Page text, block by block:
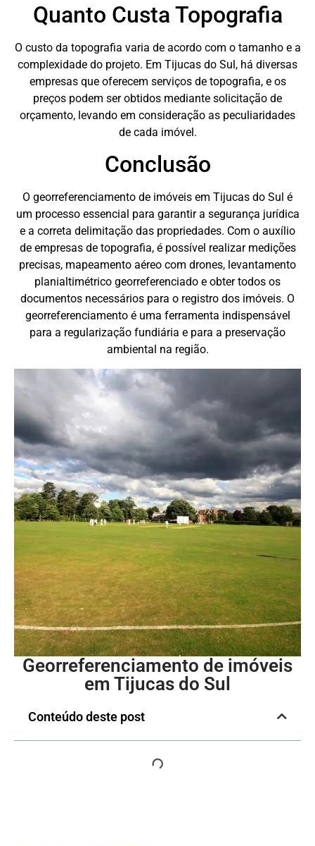
Quanto Custa Topografia
O custo da topografia varia de acordo com o tamanho e a
complexidade do projeto. Em Tijucas do Sul, há diversas
empresas que oferecem serviços de topografia, e os
preços podem ser obtidos mediante solicitação de
orçamento, levando em consideração as peculiaridades
de cada imóvel.
Conclusão
O georreferenciamento de imóveis em Tijucas do Sul é
um processo essencial para garantir a segurança jurídica
e a correta delimitação das propriedades. Com o auxílio
de empresas de topografia, é possível realizar medições
precisas, mapeamento aéreo com drones, levantamento
planialtimétrico georreferenciado e obter todos os
documentos necessários para o registro dos imóveis. O
georreferenciamento é uma ferramenta indispensável
para a regularização fundiária e para a preservação
ambiental na região.
Georreferenciamento de imóveis
em Tijucas do Sul
Conteúdo deste post